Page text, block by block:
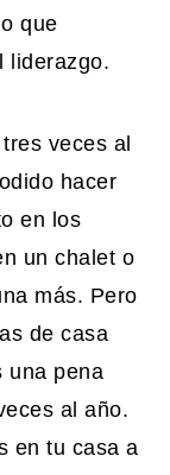
que
liderazgo.
veces al
hacer
en los
un chalet o
más. Pero
de casa
una pena
al año.
en tu casa a